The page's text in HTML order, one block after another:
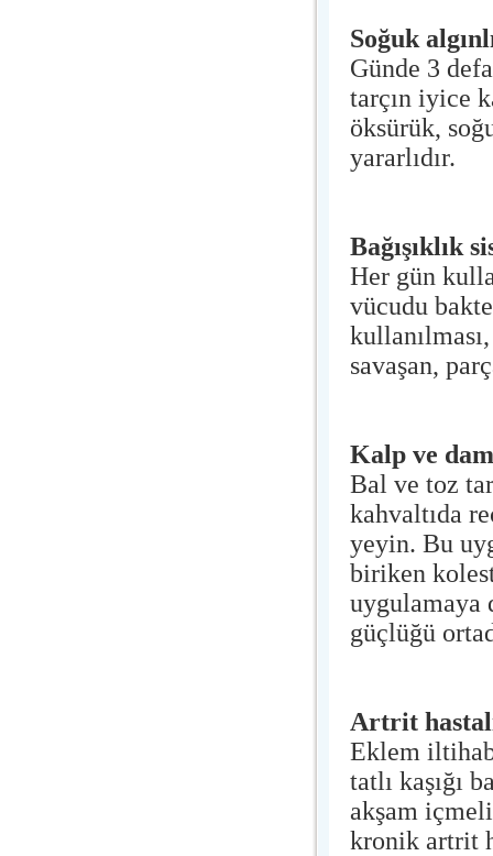
Soğuk
Günde 3
tarçın iyice
öksürük,
yararlıdır.
Bağışıklık
Her gün
vücudu
savaşan,
Kalp ve
Bal ve toz
kahvaltıda
yeyin. Bu
biriken
uygulamaya
güçlüğü
Artrit
Eklem
tatlı kaşığı
akşam
kronik artrit